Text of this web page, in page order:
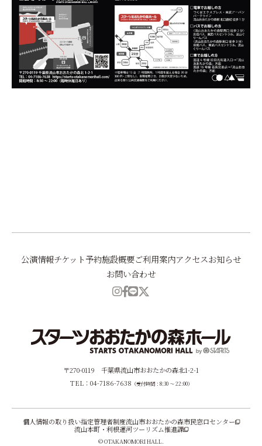
公演情報チケット予約施設概要ご利用案内アクセスお知らせ
お問い合わせ
〒270-0119 千葉県流山市おおたかの森北1-2-1
TEL：04-7186-7638 （受付時間：8:30 ～ 22:00）
個人情報の取り扱い指定管理者制度流山市おおたかの森市民窓口センター
流山本町・利根運河ツーリズム推進課
© OTAKANOMORI HALL.